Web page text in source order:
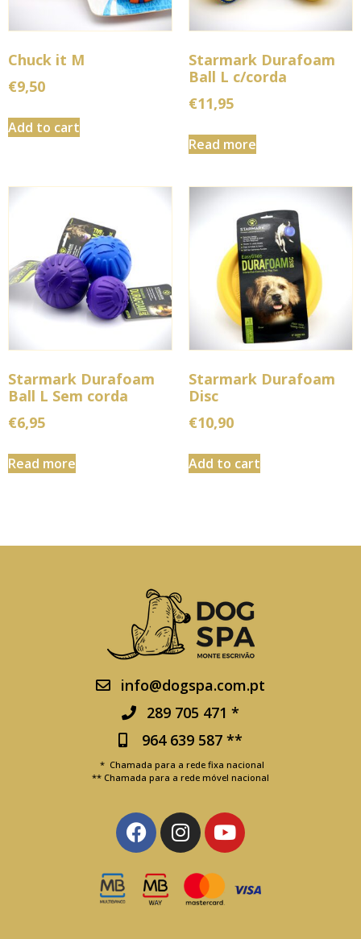
Chuck it M
€9,50
Add to cart
Starmark Durafoam
Ball L c/corda
€11,95
Read more
Starmark Durafoam
Ball L Sem corda
€6,95
Read more
Starmark Durafoam
Disc
€10,90
Add to cart
info@dogspa.com.pt
289 705 471 *
964 639 587 **
* Chamada para a rede fixa nacional
** Chamada para a rede móvel nacional